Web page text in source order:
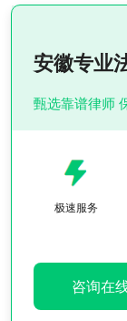
安徽专业
甄选靠谱律师
极速服务
咨询在